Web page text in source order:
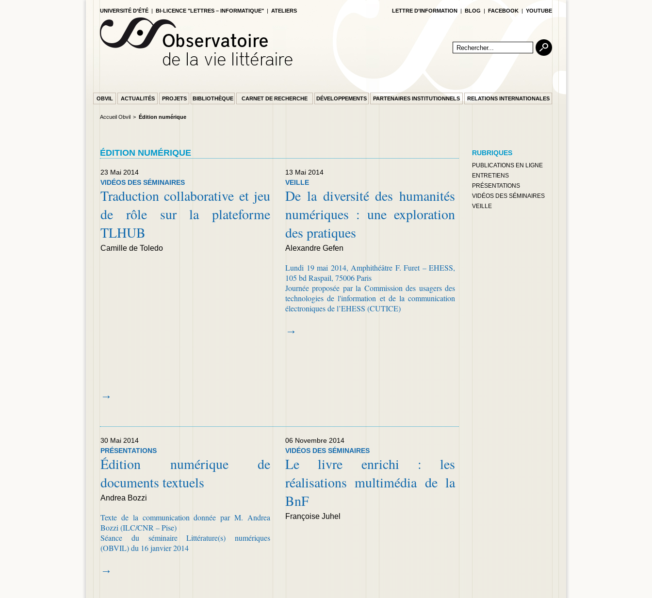
UNIVERSITÉ D’ÉTÉ | BI-LICENCE "LETTRES – INFORMATIQUE" | ATELIERS LETTRE D’INFORMATION | BLOG | FACEBOOK | YOUTUBE
OBVIL ACTUALITÉS PROJETS BIBLIOTHÈQUE CARNET DE RECHERCHE DÉVELOPPEMENTS PARTENAIRES INSTITUTIONNELS RELATIONS INTERNATIONALES
Accueil Obvil Édition numérique
PAGE ACCUEIL
ÉDITION NUMÉRIQUE
23 Mai 2014
VIDÉOS DES SÉMINAIRES
Traduction collaborative et jeu
de rôle sur la plateforme
TLHUB
Camille de Toledo
→
13 Mai 2014
VEILLE
De la diversité des humanités
numériques : une exploration
des pratiques
Alexandre Gefen
Lundi 19 mai 2014, Amphithéâtre F. Furet – EHESS,
105 bd Raspail, 75006 Paris
Journée proposée par la Commission des usagers des
technologies de l'information et de la communication
électroniques de l’EHESS (CUTICE)
→
30 Mai 2014
PRÉSENTATIONS
Édition numérique de
documents textuels
Andrea Bozzi
Texte de la communication donnée par M. Andrea
Bozzi (ILC/CNR – Pise)
Séance du séminaire Littérature(s) numériques
(OBVIL) du 16 janvier 2014
→
06 Novembre 2014
VIDÉOS DES SÉMINAIRES
Le livre enrichi : les
réalisations multimédia de la
BnF
Françoise Juhel
RUBRIQUES
PUBLICATIONS EN LIGNE
ENTRETIENS
PRÉSENTATIONS
VIDÉOS DES SÉMINAIRES
VEILLE